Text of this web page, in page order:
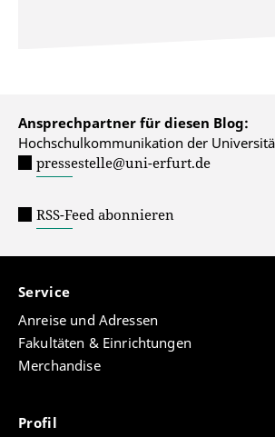
Ansprechpartner für diesen Blog:
Hochschulkommunikation der
pressestelle@uni-erfurt.de
RSS-Feed abonnieren
Service
Anreise und Adressen
Fakultäten & Einrichtungen
Merchandise
Profil